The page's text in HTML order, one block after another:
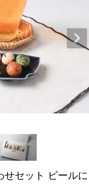
せセット
ビールに